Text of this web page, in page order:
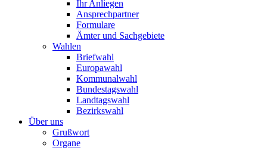
Ihr Anliegen
Ansprechpartner
Formulare
Ämter und Sachgebiete
Wahlen
Briefwahl
Europawahl
Kommunalwahl
Bundestagswahl
Landtagswahl
Bezirkswahl
Über uns
Grußwort
Organe